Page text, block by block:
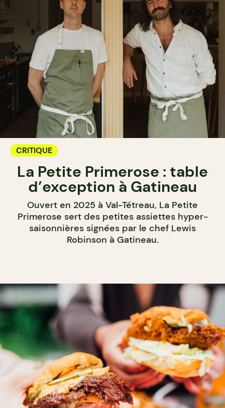
CRITIQUE
La Petite Primerose : table
d’exception à Gatineau
Ouvert en 2025 à Val-Tétreau, La Petite
Primerose sert des petites assiettes hyper-
saisonnières signées par le chef Lewis
Robinson à Gatineau.